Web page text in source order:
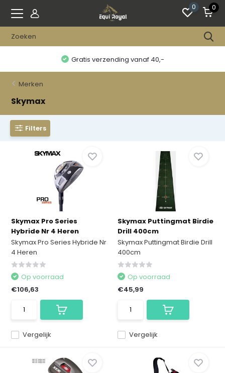
0 0
Gratis verzending vanaf 40,-
Merken
Skymax
Filters
Skymax Pro Series
Hybride Nr 4 Heren
Skymax Pro Series Hybride Nr
4 Heren
Vergelijk
Op voorraad
€106,63
Skymax Puttingmat Birdie
Drill 400cm
Skymax Puttingmat Birdie Drill
400cm
Vergelijk
Op voorraad
€45,99